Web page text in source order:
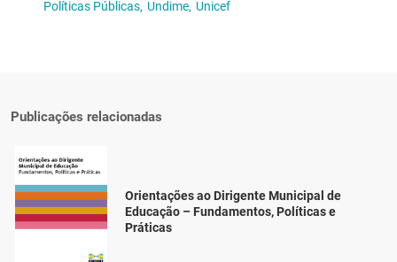
Políticas Públicas, Undime, Unicef
Publicações relacionadas
Orientações ao Dirigente Municipal de
Educação – Fundamentos, Políticas e
Práticas